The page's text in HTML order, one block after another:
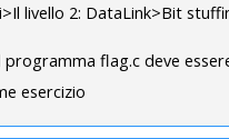
livello 2: DataLink>Bit
programma flag.c deve
esercizio